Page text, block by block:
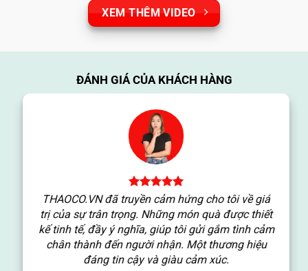
XEM THÊM VIDEO
ĐÁNH GIÁ CỦA KHÁCH HÀNG
THAOCO.VN đã truyền cảm hứng cho tôi về giá
trị của sự trân trọng. Những món quà được thiết
kế tinh tế, đầy ý nghĩa, giúp tôi gửi gắm tình cảm
chân thành đến người nhận. Một thương hiệu
đáng tin cậy và giàu cảm xúc.